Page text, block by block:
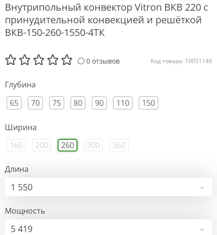
Внутрипольный конвектор Vitron ВКВ 220 с
принудительной конвекцией и решёткой
ВКВ-150-260-1550-4ТК
0 отзывов Код товара: 10051146
Глубина
65
70 75 80 90 110 150
Ширина
160
200 260 300 360
Длина
1 550
Мощность
5 419